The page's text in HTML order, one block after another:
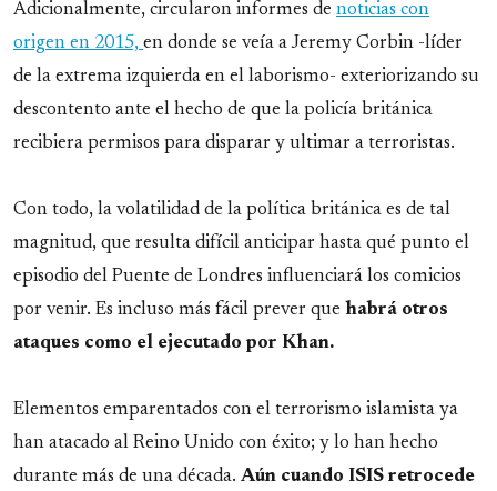
Adicionalmente, circularon informes de noticias con
origen en 2015, en donde se veía a Jeremy Corbin -líder
de la extrema izquierda en el laborismo- exteriorizando su
descontento ante el hecho de que la policía británica
recibiera permisos para disparar y ultimar a terroristas.
Con todo, la volatilidad de la política británica es de tal
magnitud, que resulta difícil anticipar hasta qué punto el
episodio del Puente de Londres influenciará los comicios
por venir. Es incluso más fácil prever que habrá otros
ataques como el ejecutado por Khan.
Elementos emparentados con el terrorismo islamista ya
han atacado al Reino Unido con éxito; y lo han hecho
durante más de una década. Aún cuando ISIS retrocede